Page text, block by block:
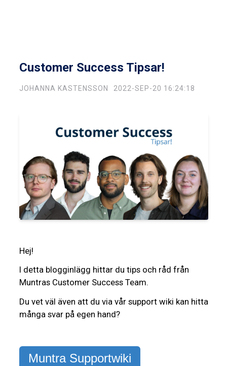
Customer Success Tipsar!
JOHANNA KASTENSSON 2022-SEP-20 16:24:18
Hej!
I detta blogginlägg hittar du tips och råd från
Muntras Customer Success Team.
Du vet väl även att du via vår support wiki kan hitta
många svar på egen hand?
Muntra Supportwiki